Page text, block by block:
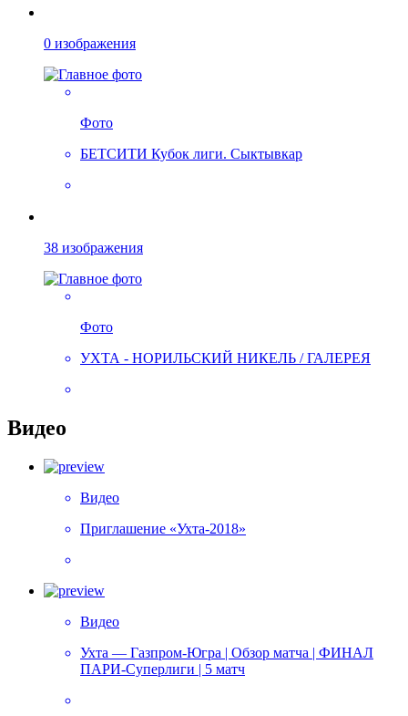
0 изображения
Фото
БЕТСИТИ Кубок лиги. Сыктывкар
38 изображения
Фото
УХТА - НОРИЛЬСКИЙ НИКЕЛЬ / ГАЛЕРЕЯ
Видео
Видео
Приглашение «Ухта-2018»
Видео
Ухта — Газпром-Югра | Обзор матча | ФИНАЛ
ПАРИ-Суперлиги | 5 матч